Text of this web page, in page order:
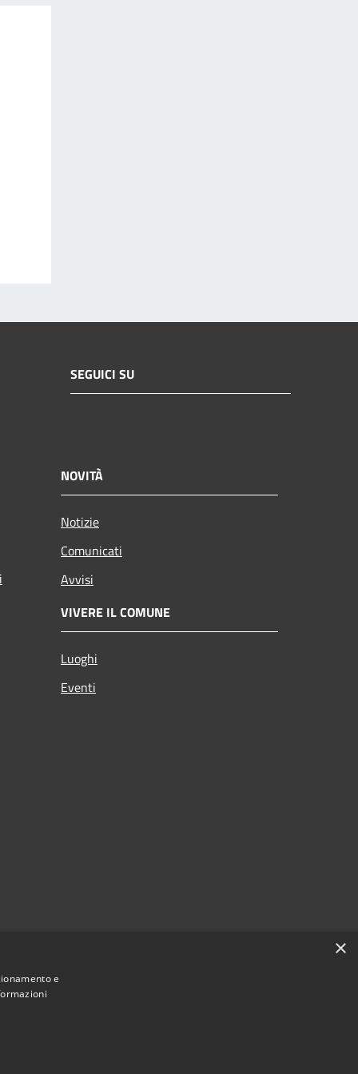
SEGUICI SU
NOVITÀ
Notizie
Comunicati
Avvisi
VIVERE IL COMUNE
Luoghi
Eventi
×
e